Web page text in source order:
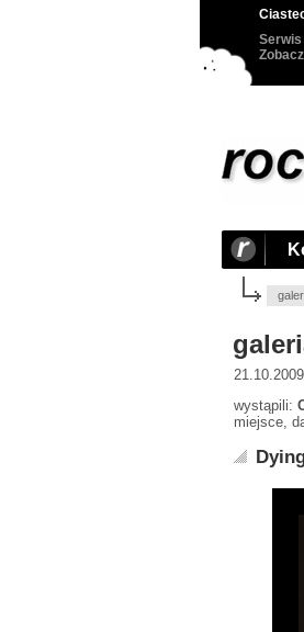
Zobacz
wystąpili:
miejsce,